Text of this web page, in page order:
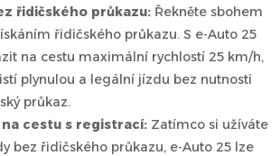
řidičského průkazu: Řekněte sbohem
řidičského průkazu. S e-Auto 25
na cestu maximální rychlostí 25 km/h,
plynulou a legální jízdu bez nutnosti
průkaz.
cestu s registrací: Zatímco si užíváte
bez řidičského průkazu, e-Auto 25 lze